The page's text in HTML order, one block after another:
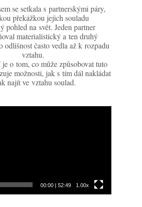
se setkala s partnerskými páry,
překážkou jejich souladu
pohled na svět. Jeden partner
materialistický a ten druhý
odlišnost často vedla až k rozpadu
vztahu.
o tom, co může způsobovat tuto
možnosti, jak s tím dál nakládat
najít ve vztahu soulad.
00:00 |52:49 1.00x